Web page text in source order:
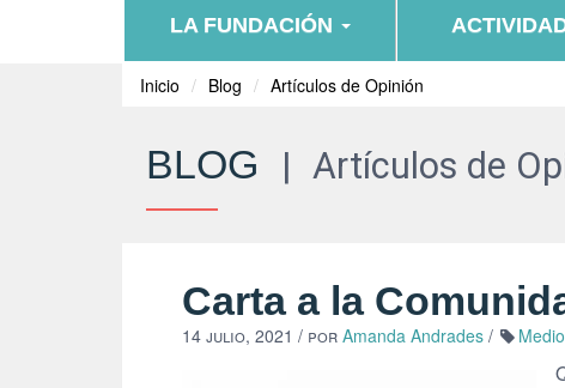
LA FUNDACIÓN
Inicio Blog Artículos de Opinión
BLOG | Artículos de
Carta a la
14 julio, 2021 / por Amanda Andrades /